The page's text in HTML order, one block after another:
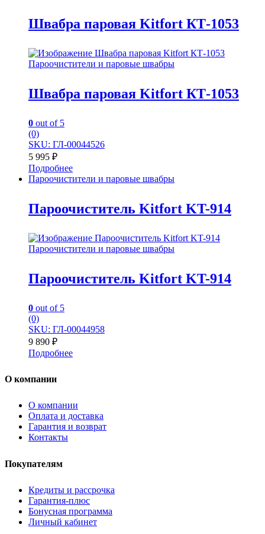
Швабра паровая Kitfort КТ-1053
Пароочистители и паровые швабры
Швабра паровая Kitfort КТ-1053
0 out of 5
(0)
SKU: ГЛ-00044526
5 995 ₽
Подробнее
Пароочистители и паровые швабры
Пароочиститель Kitfort KT-914
Пароочистители и паровые швабры
Пароочиститель Kitfort KT-914
0 out of 5
(0)
SKU: ГЛ-00044958
9 890 ₽
Подробнее
О компании
О компании
Оплата и доставка
Гарантия и возврат
Контакты
Покупателям
Кредиты и рассрочка
Гарантия-плюс
Бонусная программа
Личный кабинет